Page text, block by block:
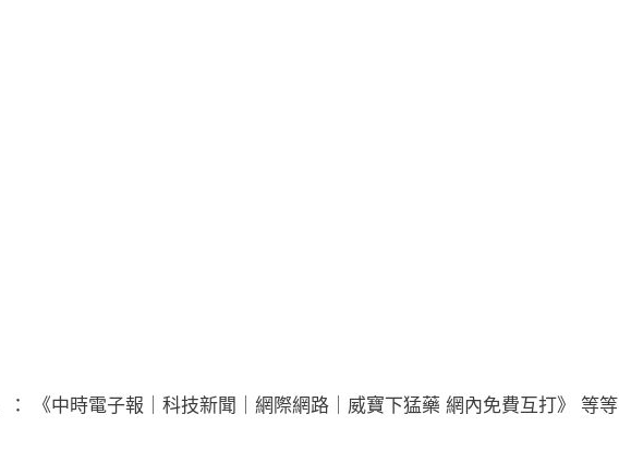
《中時電子報｜科技新聞｜網際網路｜威寶下猛藥 網內免費互打》 等等